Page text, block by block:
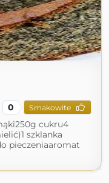
0 Smakowite
cukru4
szklanka
pieczeniaaromat